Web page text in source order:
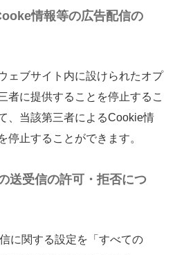
情報等の広告配信の
ェブサイト内に設けられたオプ
者に提供することを停止するこ
、当該第三者によるCookie情
停止することができます。
送受信の許可・拒否につ
に関する設定を「すべての